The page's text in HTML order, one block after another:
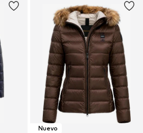
Nuevo